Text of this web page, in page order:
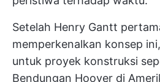
Setelah Henry Gantt
memperkenalkan konsep
untuk proyek konstruksi
Bendungan Hoover di